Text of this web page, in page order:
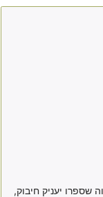
שספרו יעניק חיבוק,